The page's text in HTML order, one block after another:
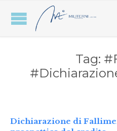
Tag:
Dichiarazione di